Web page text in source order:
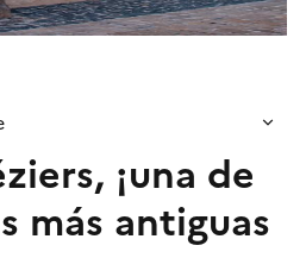
¡una de
más antiguas